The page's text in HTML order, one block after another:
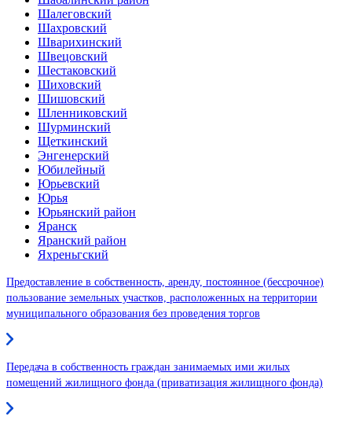
Шалеговский
Шахровский
Шварихинский
Швецовский
Шестаковский
Шиховский
Шишовский
Шленниковский
Шурминский
Щеткинский
Энгенерский
Юбилейный
Юрьевский
Юрья
Юрьянский район
Яранск
Яранский район
Яхреньгский
Предоставление в собственность, аренду, постоянное (бессрочное)
пользование земельных участков, расположенных на территории
муниципального образования без проведения торгов
Передача в собственность граждан занимаемых ими жилых
помещений жилищного фонда (приватизация жилищного фонда)